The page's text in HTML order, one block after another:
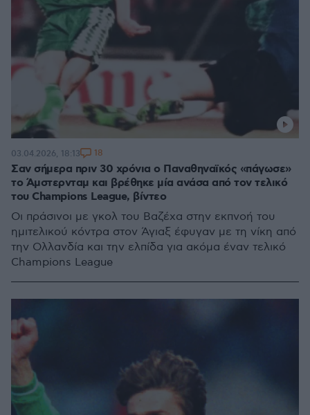
Σαν σήμερα πριν 30 χρόνια ο Παναθηναϊκός «πάγωσε»
το Άμστερνταμ και βρέθηκε μία ανάσα από τον τελικό
του Champions League, βίντεο
Οι πράσινοι με γκολ του Βαζέχα στην εκπνοή του
ημιτελικού κόντρα στον Άγιαξ έφυγαν με τη νίκη από
την Ολλανδία και την ελπίδα για ακόμα έναν τελικό
Champions League
03.04.2026, 18:13 18